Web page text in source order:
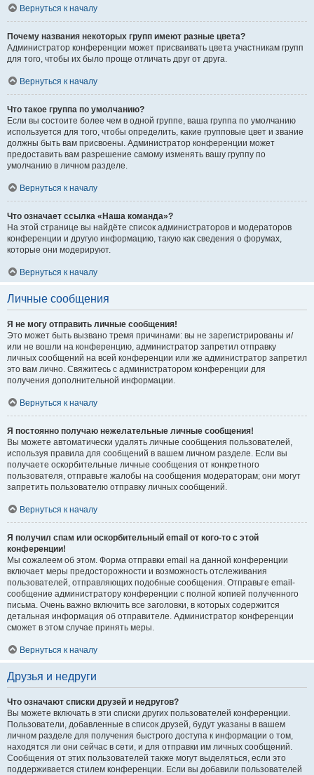
Вернуться к началу
Почему названия некоторых групп имеют разные цвета?
Администратор конференции может присваивать цвета участникам групп
для того, чтобы их было проще отличать друг от друга.
Вернуться к началу
Что такое группа по умолчанию?
Если вы состоите более чем в одной группе, ваша группа по умолчанию
используется для того, чтобы определить, какие групповые цвет и звание
должны быть вам присвоены. Администратор конференции может
предоставить вам разрешение самому изменять вашу группу по
умолчанию в личном разделе.
Вернуться к началу
Что означает ссылка «Наша команда»?
На этой странице вы найдёте список администраторов и модераторов
конференции и другую информацию, такую как сведения о форумах,
которые они модерируют.
Вернуться к началу
Личные сообщения
Я не могу отправить личные сообщения!
Это может быть вызвано тремя причинами: вы не зарегистрированы и/
или не вошли на конференцию, администратор запретил отправку
личных сообщений на всей конференции или же администратор запретил
это вам лично. Свяжитесь с администратором конференции для
получения дополнительной информации.
Вернуться к началу
Я постоянно получаю нежелательные личные сообщения!
Вы можете автоматически удалять личные сообщения пользователей,
используя правила для сообщений в вашем личном разделе. Если вы
получаете оскорбительные личные сообщения от конкретного
пользователя, отправьте жалобы на сообщения модераторам; они могут
запретить пользователю отправку личных сообщений.
Вернуться к началу
Я получил спам или оскорбительный email от кого-то с этой
конференции!
Мы сожалеем об этом. Форма отправки email на данной конференции
включает меры предосторожности и возможность отслеживания
пользователей, отправляющих подобные сообщения. Отправьте email-
сообщение администратору конференции с полной копией полученного
письма. Очень важно включить все заголовки, в которых содержится
детальная информация об отправителе. Администратор конференции
сможет в этом случае принять меры.
Вернуться к началу
Друзья и недруги
Что означают списки друзей и недругов?
Вы можете включать в эти списки других пользователей конференции.
Пользователи, добавленные в список друзей, будут указаны в вашем
личном разделе для получения быстрого доступа к информации о том,
находятся ли они сейчас в сети, и для отправки им личных сообщений.
Сообщения от этих пользователей также могут выделяться, если это
поддерживается стилем конференции. Если вы добавили пользователей